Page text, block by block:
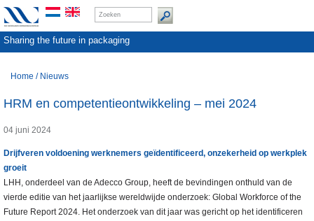
Sharing the future in packaging
Home / Nieuws
HRM en competentieontwikkeling – mei 2024
04 juni 2024
Drijfveren voldoening werknemers geïdentificeerd, onzekerheid op werkplek
groeit
LHH, onderdeel van de Adecco Group, heeft de bevindingen onthuld van de
vierde editie van het jaarlijkse wereldwijde onderzoek: Global Workforce of the
Future Report 2024. Het onderzoek van dit jaar was gericht op het identificeren